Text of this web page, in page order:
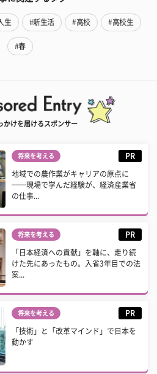
生 #新生活 #高校 #高校生
#春
かけを届けるスポンサー
将来を考える PR
地域での農作業がキャリアの原点に
──現場で学んだ経験が、経済産業省
の仕事...
将来を考える PR
「日本経済への貢献」を軸に、走り続
けた先にあったもの。入省3年目での法
案...
将来を考える PR
「技術」と「改革マインド」で日本を
動かす